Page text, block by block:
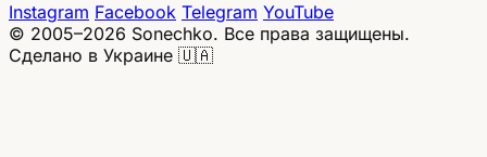
Instagram Facebook Telegram YouTube
© 2005–2026 Sonechko. Все права защищены.
Сделано в Украине 🇺🇦